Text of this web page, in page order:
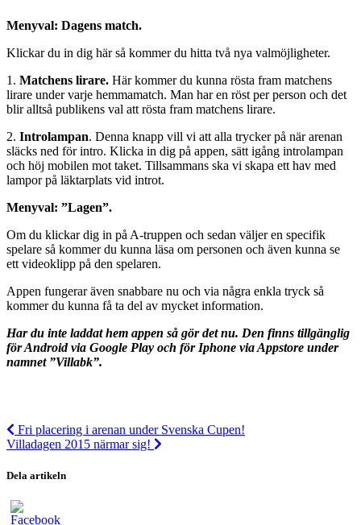
Menyval: Dagens match.
Klickar du in dig här så kommer du hitta två nya valmöjligheter.
1. Matchens lirare. Här kommer du kunna rösta fram matchens
lirare under varje hemmamatch. Man har en röst per person och det
blir alltså publikens val att rösta fram matchens lirare.
2. Introlampan. Denna knapp vill vi att alla trycker på när arenan
släcks ned för intro. Klicka in dig på appen, sätt igång introlampan
och höj mobilen mot taket. Tillsammans ska vi skapa ett hav med
lampor på läktarplats vid introt.
Menyval: ”Lagen”.
Om du klickar dig in på A-truppen och sedan väljer en specifik
spelare så kommer du kunna läsa om personen och även kunna se
ett videoklipp på den spelaren.
Appen fungerar även snabbare nu och via några enkla tryck så
kommer du kunna få ta del av mycket information.
Har du inte laddat hem appen så gör det nu. Den finns tillgänglig
för Android via Google Play och för Iphone via Appstore under
namnet ”Villabk”.
Fri placering i arenan under Svenska Cupen!
Villadagen 2015 närmar sig!
Dela artikeln